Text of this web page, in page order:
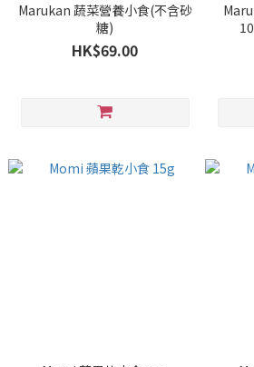
Marukan 蔬菜營養小食(不含砂
糖)
HK$69.00